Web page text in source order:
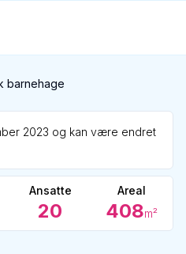
barnehage
2023 og kan være endret
Ansatte
20
Areal
408m²